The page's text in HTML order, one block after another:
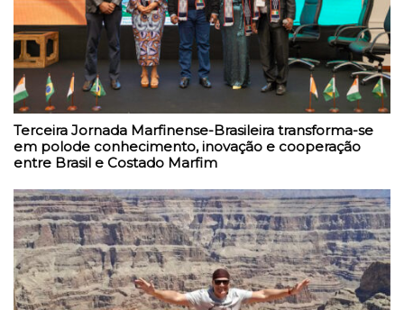
Terceira Jornada Marfinense-Brasileira transforma-se
em polode conhecimento, inovação e cooperação
entre Brasil e Costado Marfim